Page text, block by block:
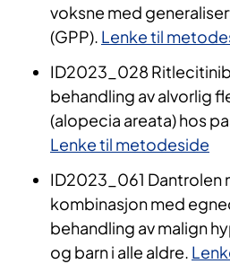
voksne med
(GPP). Lenke til
ID2023_028
behandling av alvorlig
(alopecia areata) hos
Lenke til metodeside
ID2023_061 Dantrolen
kombinasjon med
behandling av malign
og barn i alle aldre.